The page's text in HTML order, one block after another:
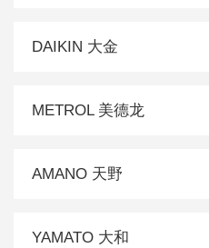
DAIKIN 大金
METROL 美德龙
AMANO 天野
YAMATO 大和